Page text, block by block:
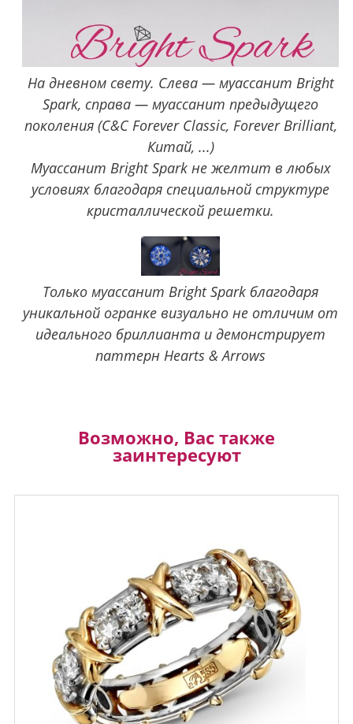
На дневном свету. Слева — муассанит Bright
Spark, справа — муассанит предыдущего
поколения (C&C Forever Classic, Forever Brilliant,
Китай, ...)
Муассанит Bright Spark не желтит в любых
условиях благодаря специальной структуре
кристаллической решетки.
Только муассанит Bright Spark благодаря
уникальной огранке визуально не отличим от
идеального бриллианта и демонстрирует
паттерн Hearts & Arrows
Возможно, Вас также
заинтересуют